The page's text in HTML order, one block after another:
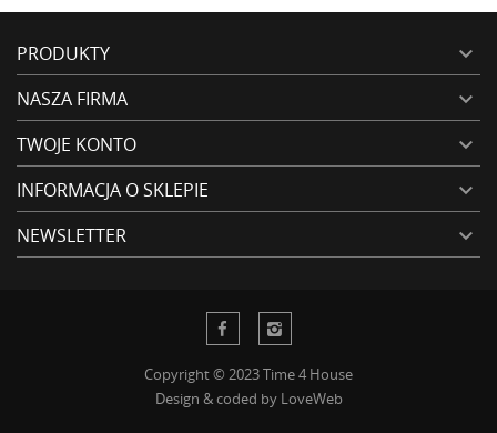
PRODUKTY 
NASZA FIRMA 
TWOJE KONTO 
INFORMACJA O SKLEPIE 
NEWSLETTER 
Copyright © 2023 Time 4 House
Design & coded by LoveWeb